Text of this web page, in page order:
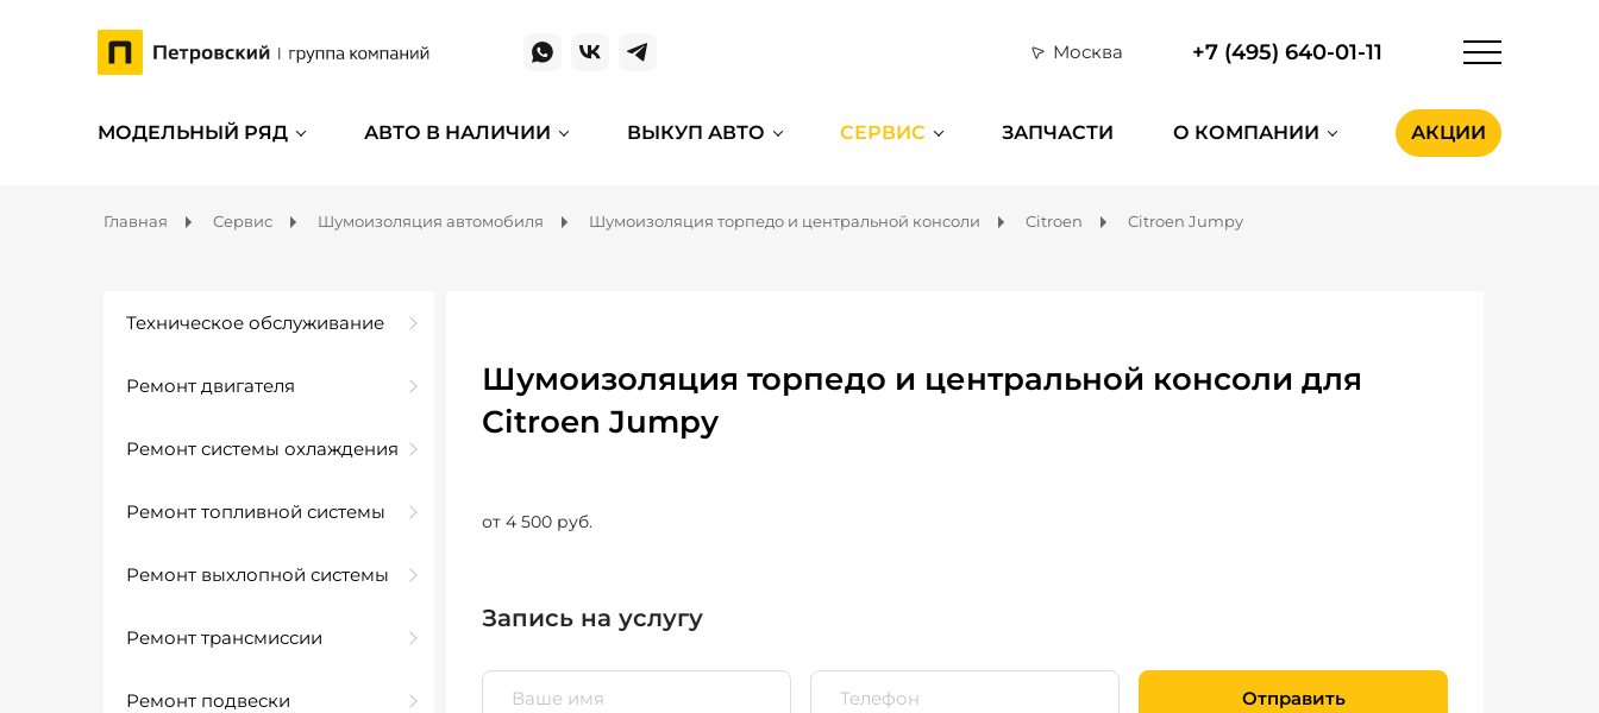
Москва +7 (495) 640-01-11
МОДЕЛЬНЫЙ РЯД АВТО В НАЛИЧИИ ВЫКУП АВТО СЕРВИС ЗАПЧАСТИ О КОМПАНИИ АКЦИИ
Главная Сервис Шумоизоляция автомобиля Шумоизоляция торпедо и центральной консоли Citroen Citroen Jumpy
Техническое обслуживание
Ремонт двигателя
Ремонт системы охлаждения
Ремонт топливной системы
Ремонт выхлопной системы
Ремонт трансмиссии
Ремонт подвески
Шумоизоляция торпедо и центральной консоли для
Citroen Jumpy
от 4 500 руб.
Запись на услугу
Отправить